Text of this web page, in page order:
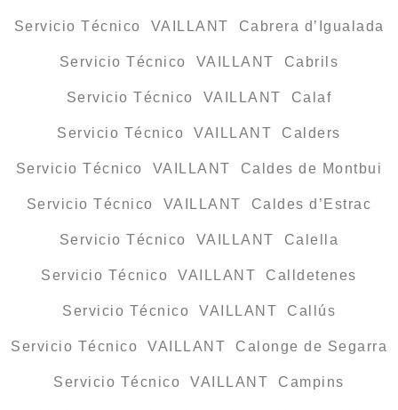
Servicio Técnico VAILLANT Cabrera d’Igualada
Servicio Técnico VAILLANT Cabrils
Servicio Técnico VAILLANT Calaf
Servicio Técnico VAILLANT Calders
Servicio Técnico VAILLANT Caldes de Montbui
Servicio Técnico VAILLANT Caldes d’Estrac
Servicio Técnico VAILLANT Calella
Servicio Técnico VAILLANT Calldetenes
Servicio Técnico VAILLANT Callús
Servicio Técnico VAILLANT Calonge de Segarra
Servicio Técnico VAILLANT Campins